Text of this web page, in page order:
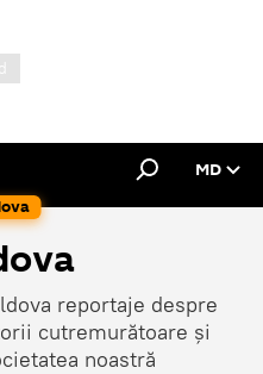
MD
reportaje despre
cutremurătoare și
noastră